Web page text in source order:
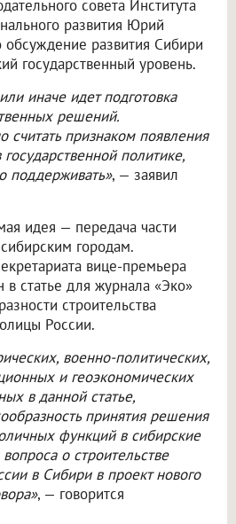
совета Института
развития Юрий
обсуждение развития Сибири
государственный уровень.
иначе идет подготовка
решений.
признаком появления
политике,
поддерживать», — заявил
идея — передача части
городам.
вице-премьера
статье для журнала «Эко»
строительства
России.
военно-политических,
и геоэкономических
в данной статье,
принятия решения
функций в сибирские
о строительстве
в Сибири в проект нового
, — говорится